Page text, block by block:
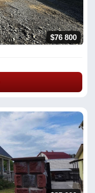
$76 800